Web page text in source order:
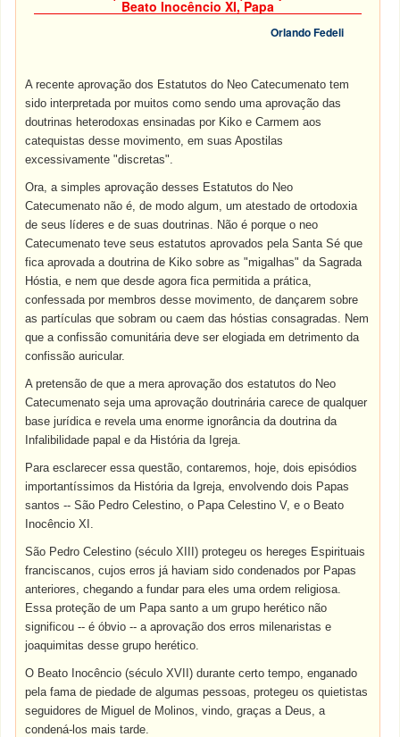
Beato Inocêncio XI, Papa
Orlando Fedeli
A recente aprovação dos Estatutos do Neo Catecumenato tem
sido interpretada por muitos como sendo uma aprovação das
doutrinas heterodoxas ensinadas por Kiko e Carmem aos
catequistas desse movimento, em suas Apostilas
excessivamente "discretas".
Ora, a simples aprovação desses Estatutos do Neo
Catecumenato não é, de modo algum, um atestado de ortodoxia
de seus líderes e de suas doutrinas. Não é porque o neo
Catecumenato teve seus estatutos aprovados pela Santa Sé que
fica aprovada a doutrina de Kiko sobre as "migalhas" da Sagrada
Hóstia, e nem que desde agora fica permitida a prática,
confessada por membros desse movimento, de dançarem sobre
as partículas que sobram ou caem das hóstias consagradas. Nem
que a confissão comunitária deve ser elogiada em detrimento da
confissão auricular.
A pretensão de que a mera aprovação dos estatutos do Neo
Catecumenato seja uma aprovação doutrinária carece de qualquer
base jurídica e revela uma enorme ignorância da doutrina da
Infalibilidade papal e da História da Igreja.
Para esclarecer essa questão, contaremos, hoje, dois episódios
importantíssimos da História da Igreja, envolvendo dois Papas
santos -- São Pedro Celestino, o Papa Celestino V, e o Beato
Inocêncio XI.
São Pedro Celestino (século XIII) protegeu os hereges Espirituais
franciscanos, cujos erros já haviam sido condenados por Papas
anteriores, chegando a fundar para eles uma ordem religiosa.
Essa proteção de um Papa santo a um grupo herético não
significou -- é óbvio -- a aprovação dos erros milenaristas e
joaquimitas desse grupo herético.
O Beato Inocêncio (século XVII) durante certo tempo, enganado
pela fama de piedade de algumas pessoas, protegeu os quietistas
seguidores de Miguel de Molinos, vindo, graças a Deus, a
condená-los mais tarde.